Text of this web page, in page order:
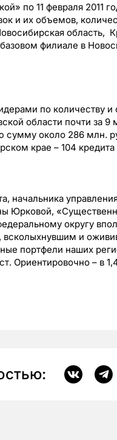
по 11 февраля 2011
и их объемов,
область,
филиале в
по количеству
области почти за
сумму около 286 млн.
крае – 104
начальника
Юрковой,
округу
и
портфели наших
Ориентировочно – в